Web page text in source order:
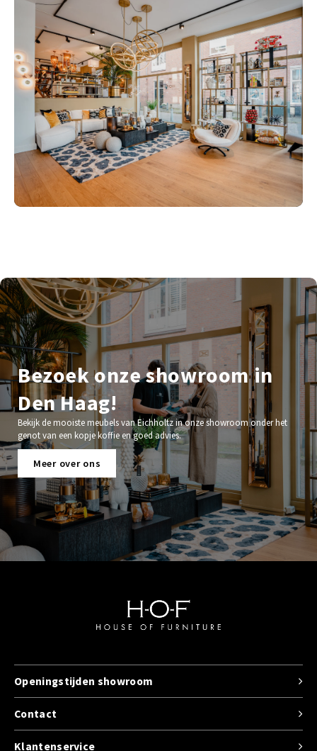
Bezoek onze showroom in
Den Haag!
Bekijk de mooiste meubels van Eichholtz in onze showroom onder het
genot van een kopje koffie en goed advies.
Meer over ons
Contact
Openingstijden showroom
Klantenservice